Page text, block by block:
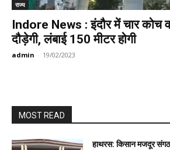
राज्य
Indore News : इंदौर में चार कोच
दौड़ेगी, लंबाई 150 मीटर होगी
admin - 19/02/2023
MOST READ
हाथरस: किसान मजदूर